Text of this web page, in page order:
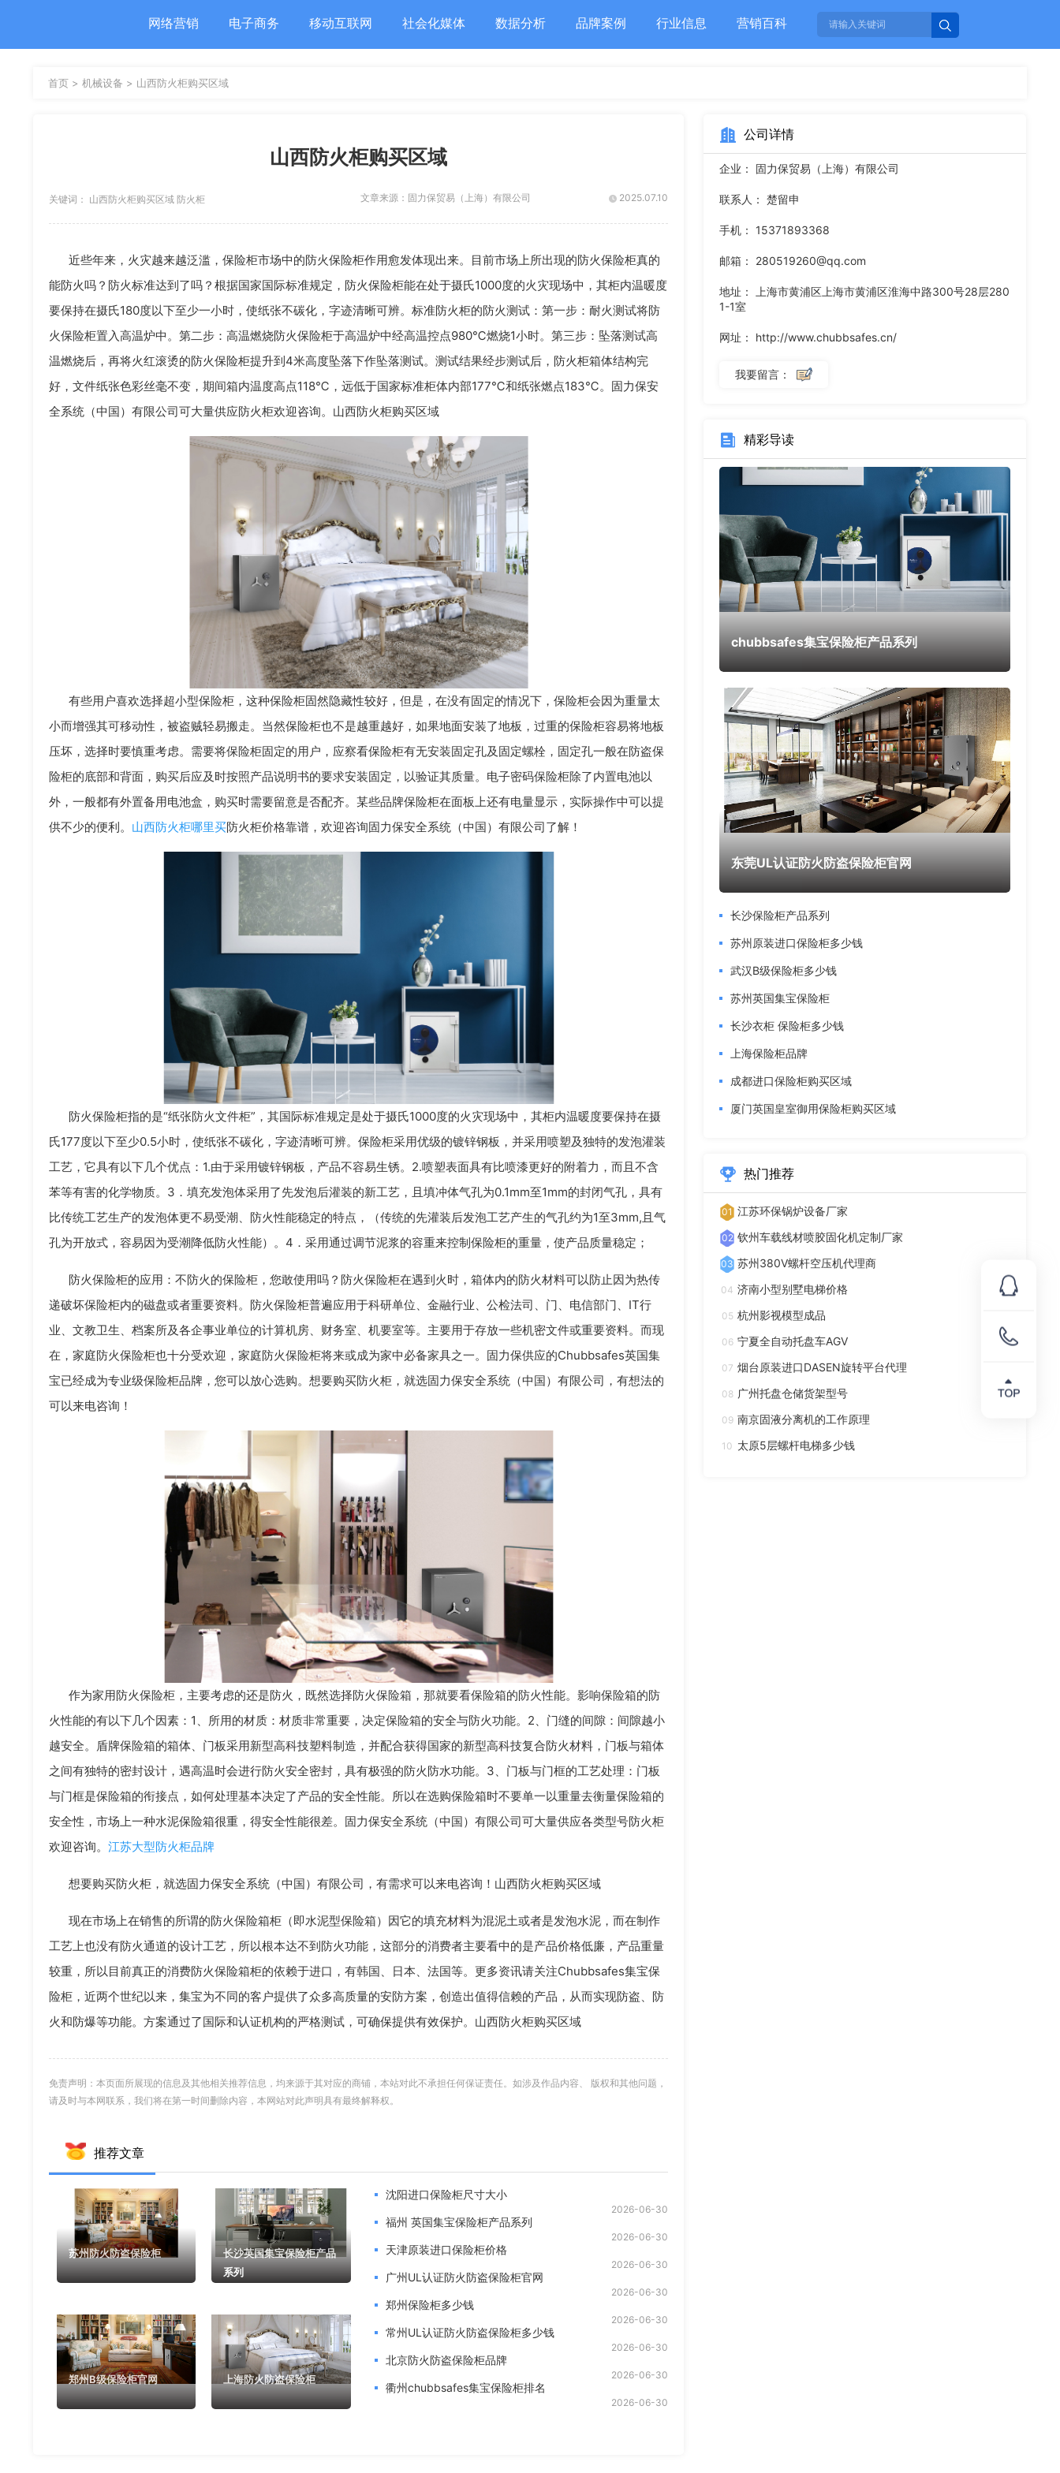
网络营销 电子商务 移动互联网 社会化媒体 数据分析 品牌案例 行业信息 营销百科
首页 > 机械设备 > 山西防火柜购买区域
山西防火柜购买区域
关键词： 山西防火柜购买区域 防火柜 2025.07.10
文章来源： 固力保贸易（上海）有限公司
近些年来，火灾越来越泛滥，保险柜市场中的防火保险柜作用愈发体现出来。目前市场上所出现的防火保险柜真的
能防火吗？防火标准达到了吗？根据国家国际标准规定，防火保险柜能在处于摄氏1000度的火灾现场中，其柜内温暖度
要保持在摄氏180度以下至少一小时，使纸张不碳化，字迹清晰可辨。标准防火柜的防火测试：第一步：耐火测试将防
火保险柜置入高温炉中。第二步：高温燃烧防火保险柜于高温炉中经高温控点980℃燃烧1小时。第三步：坠落测试高
温燃烧后，再将火红滚烫的防火保险柜提升到4米高度坠落下作坠落测试。测试结果经步测试后，防火柜箱体结构完
好，文件纸张色彩丝毫不变，期间箱内温度高点118℃，远低于国家标准柜体内部177℃和纸张燃点183℃。固力保安
全系统（中国）有限公司可大量供应防火柜欢迎咨询。山西防火柜购买区域
有些用户喜欢选择超小型保险柜，这种保险柜固然隐藏性较好，但是，在没有固定的情况下，保险柜会因为重量太
小而增强其可移动性，被盗贼轻易搬走。当然保险柜也不是越重越好，如果地面安装了地板，过重的保险柜容易将地板
压坏，选择时要慎重考虑。需要将保险柜固定的用户，应察看保险柜有无安装固定孔及固定螺栓，固定孔一般在防盗保
险柜的底部和背面，购买后应及时按照产品说明书的要求安装固定，以验证其质量。电子密码保险柜除了内置电池以
外，一般都有外置备用电池盒，购买时需要留意是否配齐。某些品牌保险柜在面板上还有电量显示，实际操作中可以提
供不少的便利。 山西防火柜哪里买防火柜价格靠谱，欢迎咨询固力保安全系统（中国）有限公司了解！
防火保险柜指的是“纸张防火文件柜”，其国际标准规定是处于摄氏1000度的火灾现场中，其柜内温暖度要保持在摄
氏177度以下至少0.5小时，使纸张不碳化，字迹清晰可辨。保险柜采用优级的镀锌钢板，并采用喷塑及独特的发泡灌装
工艺，它具有以下几个优点：1.由于采用镀锌钢板，产品不容易生锈。2.喷塑表面具有比喷漆更好的附着力，而且不含
苯等有害的化学物质。3．填充发泡体采用了先发泡后灌装的新工艺，且填冲体气孔为0.1mm至1mm的封闭气孔，具有
比传统工艺生产的发泡体更不易受潮、防火性能稳定的特点，（传统的先灌装后发泡工艺产生的气孔约为1至3mm,且气
孔为开放式，容易因为受潮降低防火性能）。4．采用通过调节泥浆的容重来控制保险柜的重量，使产品质量稳定；
防火保险柜的应用：不防火的保险柜，您敢使用吗？防火保险柜在遇到火时，箱体内的防火材料可以防止因为热传
递破坏保险柜内的磁盘或者重要资料。防火保险柜普遍应用于科研单位、金融行业、公检法司、门、电信部门、IT行
业、文教卫生、档案所及各企事业单位的计算机房、财务室、机要室等。主要用于存放一些机密文件或重要资料。而现
在，家庭防火保险柜也十分受欢迎，家庭防火保险柜将来或成为家中必备家具之一。固力保供应的Chubbsafes英国集
宝已经成为专业级保险柜品牌，您可以放心选购。想要购买防火柜，就选固力保安全系统（中国）有限公司，有想法的
可以来电咨询！
作为家用防火保险柜，主要考虑的还是防火，既然选择防火保险箱，那就要看保险箱的防火性能。影响保险箱的防
火性能的有以下几个因素：1、所用的材质：材质非常重要，决定保险箱的安全与防火功能。2、门缝的间隙：间隙越小
越安全。盾牌保险箱的箱体、门板采用新型高科技塑料制造，并配合获得国家的新型高科技复合防火材料，门板与箱体
之间有独特的密封设计，遇高温时会进行防火安全密封，具有极强的防火防水功能。3、门板与门框的工艺处理：门板
与门框是保险箱的衔接点，如何处理基本决定了产品的安全性能。所以在选购保险箱时不要单一以重量去衡量保险箱的
安全性，市场上一种水泥保险箱很重，得安全性能很差。固力保安全系统（中国）有限公司可大量供应各类型号防火柜
欢迎咨询。 江苏大型防火柜品牌
想要购买防火柜，就选固力保安全系统（中国）有限公司，有需求可以来电咨询！山西防火柜购买区域
现在市场上在销售的所谓的防火保险箱柜（即水泥型保险箱）因它的填充材料为混泥土或者是发泡水泥，而在制作
工艺上也没有防火通道的设计工艺，所以根本达不到防火功能，这部分的消费者主要看中的是产品价格低廉，产品重量
较重，所以目前真正的消费防火保险箱柜的依赖于进口，有韩国、日本、法国等。更多资讯请关注Chubbsafes集宝保
险柜，近两个世纪以来，集宝为不同的客户提供了众多高质量的安防方案，创造出值得信赖的产品，从而实现防盗、防
火和防爆等功能。方案通过了国际和认证机构的严格测试，可确保提供有效保护。山西防火柜购买区域
免责声明：本页面所展现的信息及其他相关推荐信息，均来源于其对应的商铺，本站对此不承担任何保证责任。如涉及作品内容、 版权和其他问题，
请及时与本网联系，我们将在第一时间删除内容，本网站对此声明具有最终解释权。
推荐文章
苏州防火防盗保险柜
长沙英国集宝保险柜产品
系列
郑州B级保险柜官网 上海防火防盗保险柜
沈阳进口保险柜尺寸大小
2026-06-30
福州 英国集宝保险柜产品系列
2026-06-30
天津原装进口保险柜价格
2026-06-30
广州UL认证防火防盗保险柜官网
2026-06-30
郑州保险柜多少钱
2026-06-30
常州UL认证防火防盗保险柜多少钱
2026-06-30
北京防火防盗保险柜品牌
2026-06-30
衢州chubbsafes集宝保险柜排名
2026-06-30
公司详情
企业： 固力保贸易（上海）有限公司
联系人： 楚留申
手机： 15371893368
邮箱： 280519260@qq.com
地址：
上海市黄浦区上海市黄浦区淮海中路300号28层280
1-1室
网址： http://www.chubbsafes.cn/
我要留言：
精彩导读
chubbsafes集宝保险柜产品系列
东莞UL认证防火防盗保险柜官网
长沙保险柜产品系列
苏州原装进口保险柜多少钱
武汉B级保险柜多少钱
苏州英国集宝保险柜
长沙衣柜 保险柜多少钱
上海保险柜品牌
成都进口保险柜购买区域
厦门英国皇室御用保险柜购买区域
热门推荐
01 江苏环保锅炉设备厂家
02 钦州车载线材喷胶固化机定制厂家
03 苏州380V螺杆空压机代理商
04 济南小型别墅电梯价格
05 杭州影视模型成品
06 宁夏全自动托盘车AGV
07 烟台原装进口DASEN旋转平台代理
08 广州托盘仓储货架型号
09 南京固液分离机的工作原理
10 太原5层螺杆电梯多少钱